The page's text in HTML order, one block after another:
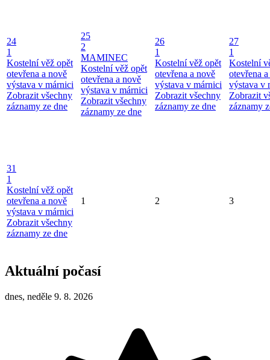
24
1
Kostelní věž opět
otevřena a nově
výstava v márnici
Zobrazit všechny
záznamy ze dne
25
2
MAMINEC
Kostelní věž opět
otevřena a nově
výstava v márnici
Zobrazit všechny
záznamy ze dne
26
1
Kostelní věž opět
otevřena a nově
výstava v márnici
Zobrazit všechny
záznamy ze dne
27
1
Kostelní
otevřena
výstava v
Zobrazit
záznamy
31
1
Kostelní věž opět
otevřena a nově
výstava v márnici
Zobrazit všechny
záznamy ze dne
1 2 3
Aktuální počasí
dnes, neděle 9. 8. 2026